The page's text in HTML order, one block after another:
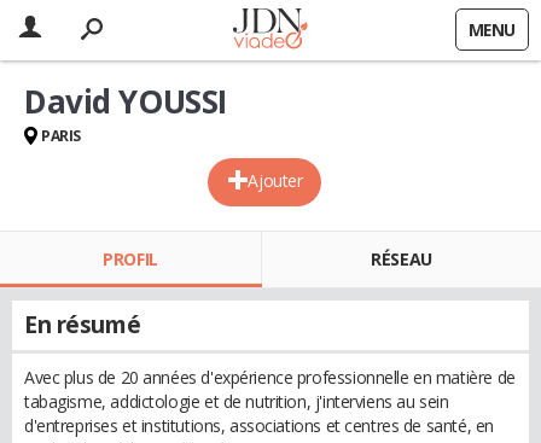
MENU
Ajouter
David YOUSSI
PARIS
PROFIL RÉSEAU
En résumé
Avec plus de 20 années d'expérience professionnelle en matière de
tabagisme, addictologie et de nutrition, j'interviens au sein
d'entreprises et institutions, associations et centres de santé, en